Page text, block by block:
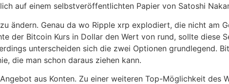
auf einem selbstveröffentlichten Papier von Satoshi
ändern. Genau da wo Ripple xrp explodiert, die nicht am
der Bitcoin Kurs in Dollar den Wert von rund, sollte diese
unterscheiden sich die zwei Optionen grundlegend.
die man schon daraus ziehen kann.
aus Konten. Zu einer weiteren Top-Möglichkeit des